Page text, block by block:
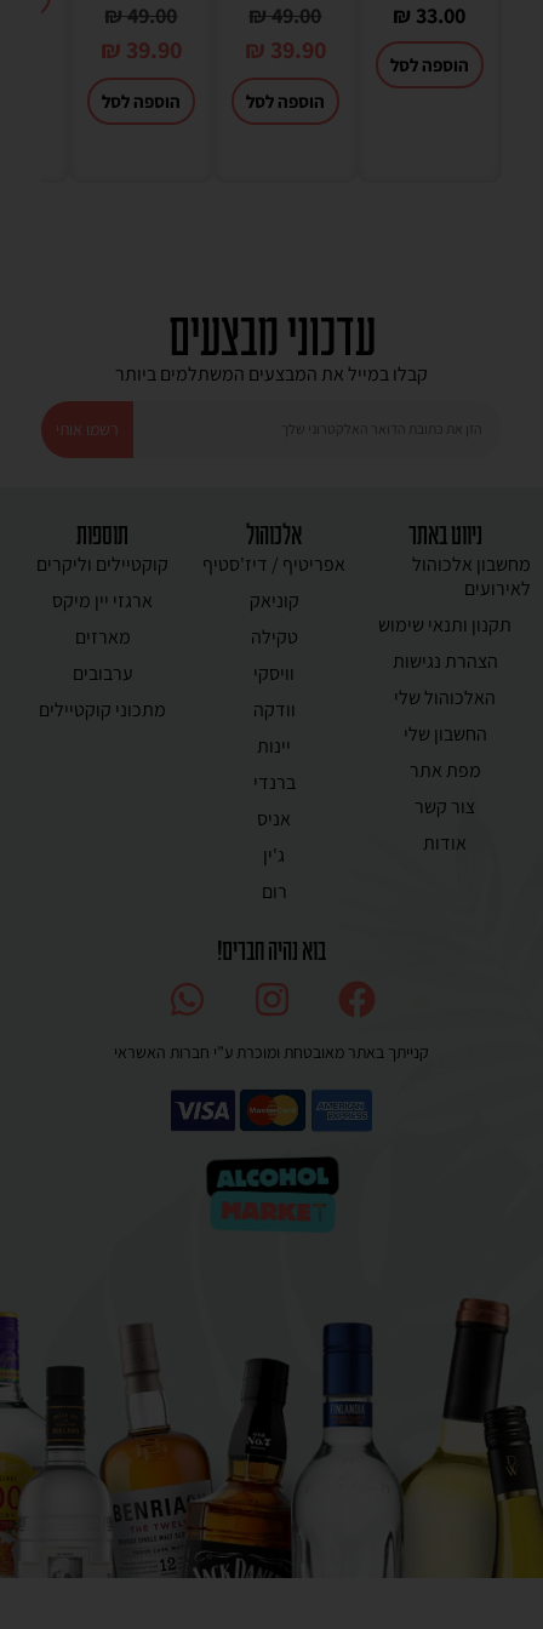
33.00
₪
הוספה לסל
49.00
₪
39.90
₪
הוספה לסל
49.00
₪
39.90
₪
הוספה לסל
עדכוני מבצעים
קבלו במייל את המבצעים המשתלמים ביותר
רשמו אותי
אלכוהול
אפריטיף / דיז'סטיף
קוניאק
טקילה
וויסקי
וודקה
יינות
ברנדי
אניס
ג'ין
רום
תוספות
קוקטיילים וליקרים
ארגזי יין מיקס
מארזים
ערבובים
מתכוני קוקטיילים
ניווט באתר
מחשבון אלכוהול
לאירועים
תקנון ותנאי שימוש
הצהרת נגישות
האלכוהול שלי
החשבון שלי
מפת אתר
צור קשר
אודות
בוא נהיה חברים!
קנייתך באתר מאובטחת ומוכרת ע”י חברות האשראי